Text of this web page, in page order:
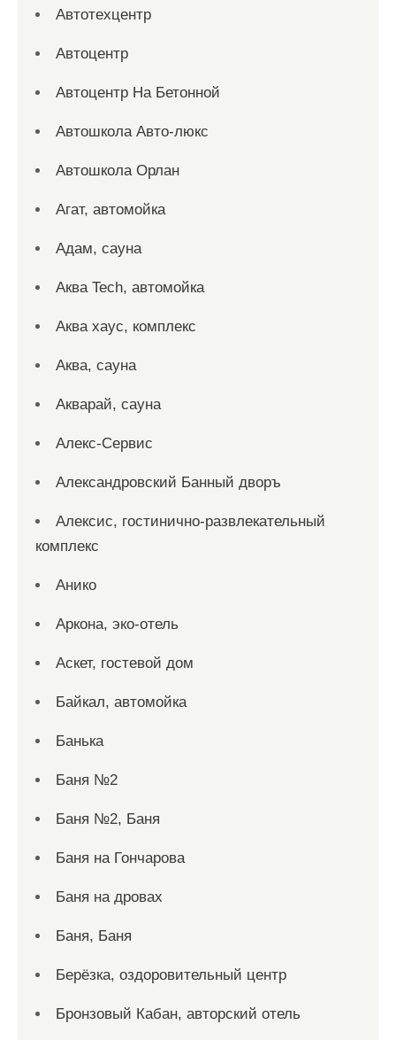
Автотехцентр
Автоцентр
Автоцентр На Бетонной
Автошкола Авто-люкс
Автошкола Орлан
Агат, автомойка
Адам, сауна
Аква Tech, автомойка
Аква хаус, комплекс
Аква, сауна
Акварай, сауна
Алекс-Сервис
Александровский Банный дворъ
Алексис, гостинично-развлекательный
комплекс
Анико
Аркона, эко-отель
Аскет, гостевой дом
Байкал, автомойка
Банька
Баня №2
Баня №2, Баня
Баня на Гончарова
Баня на дровах
Баня, Баня
Берёзка, оздоровительный центр
Бронзовый Кабан, авторский отель